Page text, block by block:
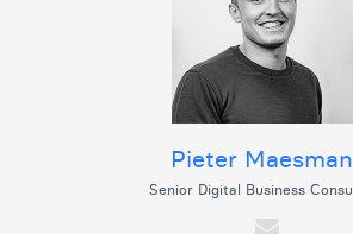
Pieter
Senior Digital Business